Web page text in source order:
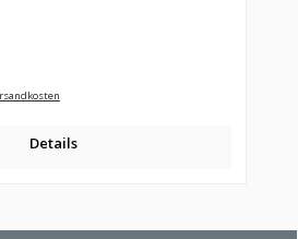
Details